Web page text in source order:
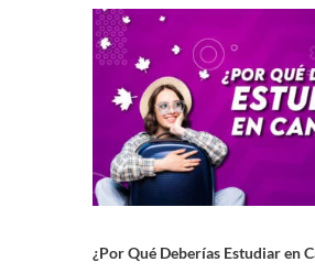
¿Por Qué Deberías Estudiar en